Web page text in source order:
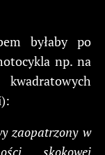
byłaby po
np. na
zaopatrzony w
skokowej